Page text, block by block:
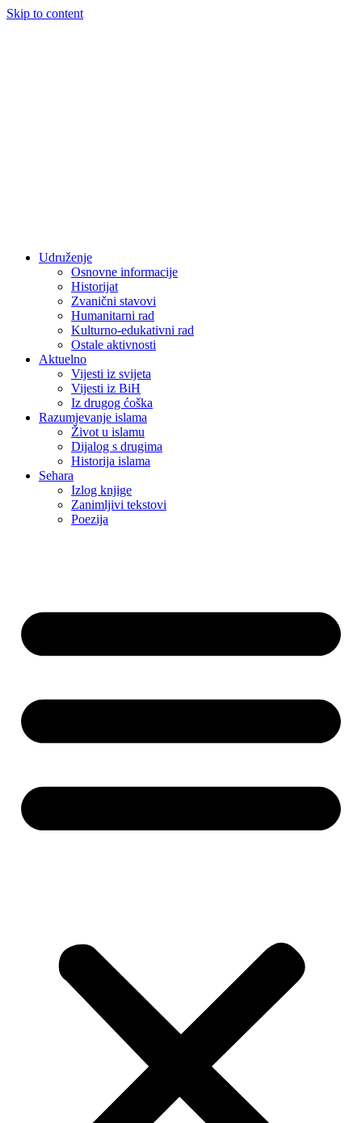
Skip to content
Udruženje
Osnovne informacije
Historijat
Zvanični stavovi
Humanitarni rad
Kulturno-edukativni rad
Ostale aktivnosti
Aktuelno
Vijesti iz svijeta
Vijesti iz BiH
Iz drugog ćoška
Razumjevanje islama
Život u islamu
Dijalog s drugima
Historija islama
Sehara
Izlog knjige
Zanimljivi tekstovi
Poezija